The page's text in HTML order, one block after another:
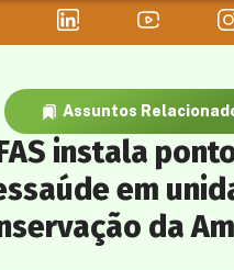
Assuntos
instala
em
da